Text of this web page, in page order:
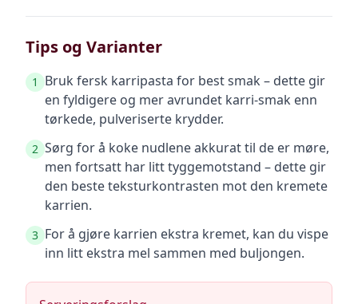
Tips og Varianter
1
Bruk fersk karripasta for best smak – dette gir
en fyldigere og mer avrundet karri-smak enn
tørkede, pulveriserte krydder.
2 Sørg for å koke nudlene akkurat til de er møre,
men fortsatt har litt tyggemotstand – dette gir
den beste teksturkontrasten mot den kremete
karrien.
3 For å gjøre karrien ekstra kremet, kan du vispe
inn litt ekstra mel sammen med buljongen.